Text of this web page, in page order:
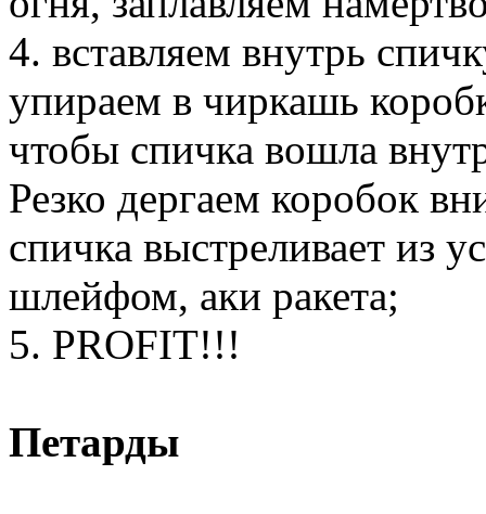
4. вставляем внутрь
упираем в чиркашь
чтобы спичка вошла
Резко дергаем коробок
спичка выстреливает из
шлейфом, аки ракета;
5. PROFIT!!!
Петарды